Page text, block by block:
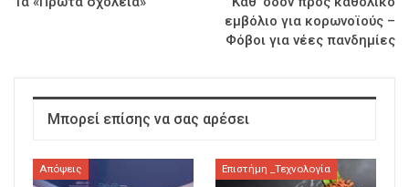
εμβόλιο για κορωνοϊούς –
Φόβοι για νέες πανδημίες
Μπορεί επίσης να σας αρέσει
Απόψεις Επιστήμη _Τεχνολογία